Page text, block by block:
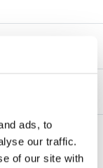
ads, to
our traffic.
of our site with
ProjecteAprilia